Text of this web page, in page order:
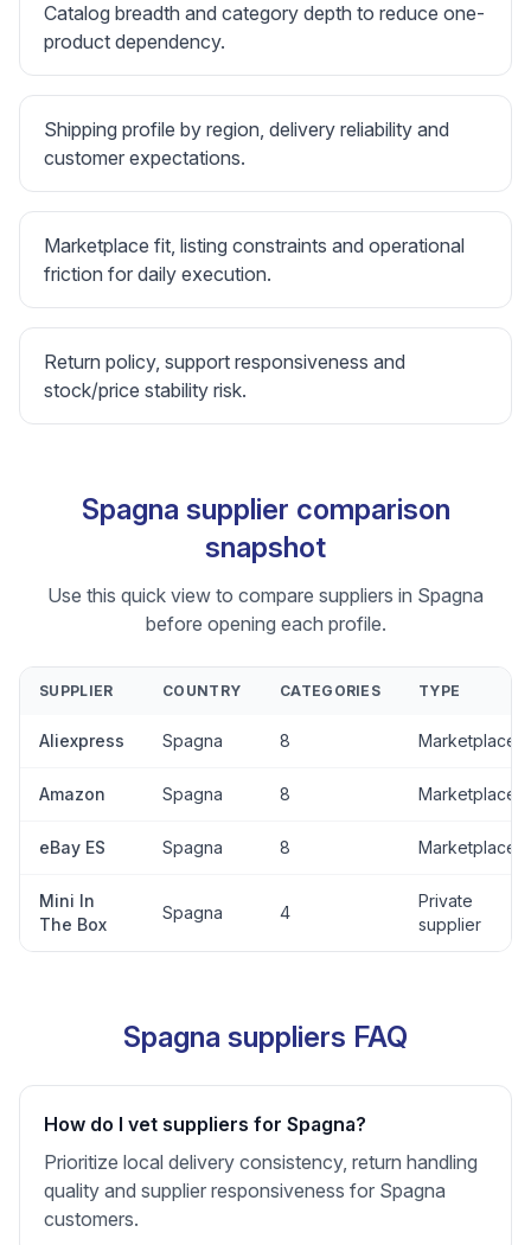
Catalog breadth and category depth to reduce one-
product dependency.
Shipping profile by region, delivery reliability and
customer expectations.
Marketplace fit, listing constraints and operational
friction for daily execution.
Return policy, support responsiveness and
stock/price stability risk.
Spagna supplier comparison
snapshot
Use this quick view to compare suppliers in Spagna
before opening each profile.
SUPPLIER COUNTRY CATEGORIES TYPE
Aliexpress Spagna 8 Marketplace
Amazon Spagna 8 Marketplace
eBay ES Spagna 8 Marketplace
Mini In
The Box
Spagna 4
Private
supplier
Spagna suppliers FAQ
How do I vet suppliers for Spagna?
Prioritize local delivery consistency, return handling
quality and supplier responsiveness for Spagna
customers.